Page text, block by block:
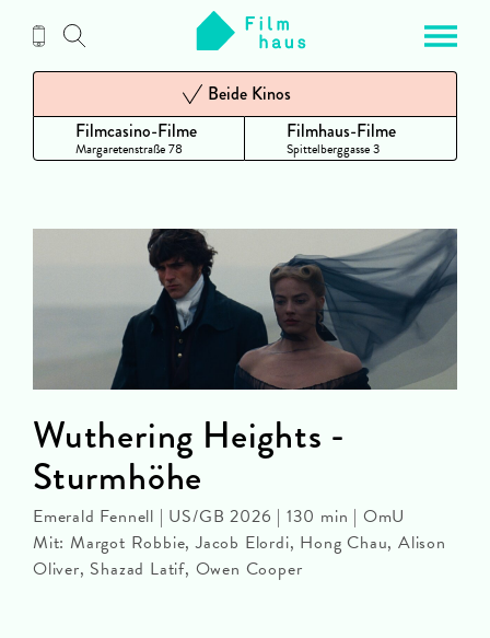
Inhalt
Filmcasino-Filme
Margaretenstraße 78
Beide Kinos
Filmhaus-Filme
Spittelberggasse 3
Wuthering Heights -
Sturmhöhe
Emerald Fennell | US/GB 2026 | 130 min | OmU
Mit: Margot Robbie, Jacob Elordi, Hong Chau, Alison
Oliver, Shazad Latif, Owen Cooper